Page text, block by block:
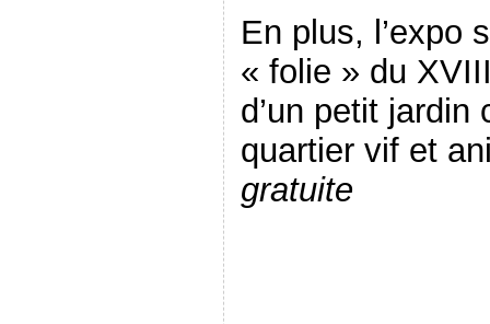
En plus, l’expo
« folie » du
d’un petit
quartier vif et
gratuite